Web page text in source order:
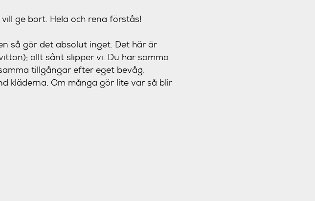
ge bort. Hela och rena förstås!
så gör det absolut inget. Det här är
allt sånt slipper vi. Du har samma
tillgångar efter eget bevåg.
kläderna. Om många gör lite var så blir